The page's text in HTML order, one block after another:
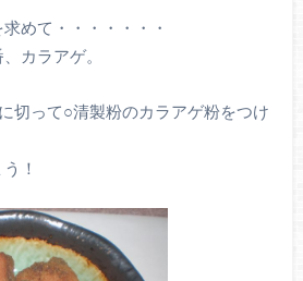
めて・・・・・・・
カラアゲ。
切って○清製粉のカラアゲ粉をつけ
！